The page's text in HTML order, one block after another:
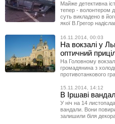
Майже детективна
тепер - волонтером
суть викладено в
якої В.Грегор
16.11.2014, 00:03
На вокзалі у
оптичний
На Головному
громадянина з
противотанкового
15.11.2014, 14:12
В Іршаві
У ніч на 14
вандали. Вони
залишили біля